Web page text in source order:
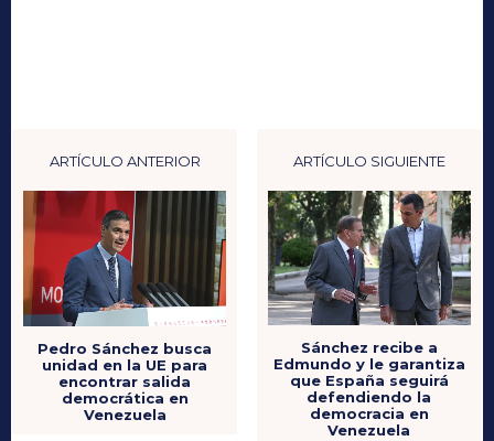
ARTÍCULO ANTERIOR
Pedro Sánchez busca
unidad en la UE para
encontrar salida
democrática en
Venezuela
ARTÍCULO SIGUIENTE
Sánchez recibe a
Edmundo y le garantiza
que España seguirá
defendiendo la
democracia en
Venezuela